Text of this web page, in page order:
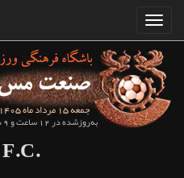
جمعه 15 مرداد ماه 1405
به‌روزشده در 12 ساعت و 9 دقیقه قبل
F.C.